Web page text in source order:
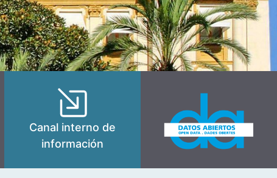
Canal interno de
información